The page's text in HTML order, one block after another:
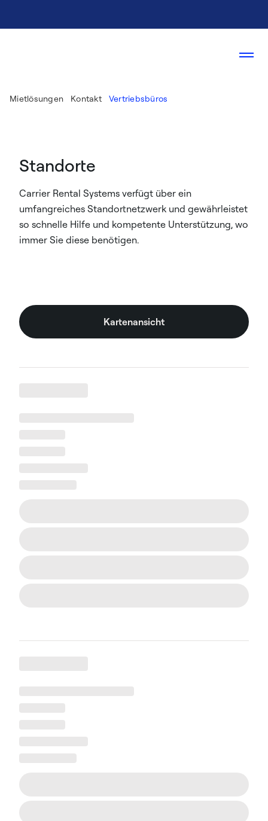
Mietlösungen Kontakt Vertriebsbüros
Standorte
Carrier Rental Systems verfügt über ein
umfangreiches Standortnetzwerk und gewährleistet
so schnelle Hilfe und kompetente Unterstützung, wo
immer Sie diese benötigen.
Kartenansicht